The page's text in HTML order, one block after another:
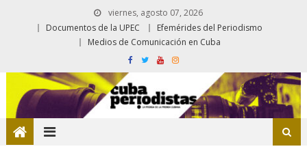
viernes, agosto 07, 2026
Documentos de la UPEC
Efemérides del Periodismo
Medios de Comunicación en Cuba